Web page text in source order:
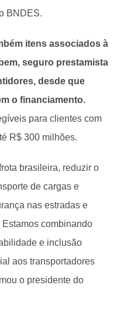
BNDES.
itens associados à
seguro prestamista
desde que
o financiamento.
para clientes com
R$ 300 milhões.
brasileira, reduzir o
de cargas e
nas estradas e
combinando
e inclusão
aos transportadores
o presidente do